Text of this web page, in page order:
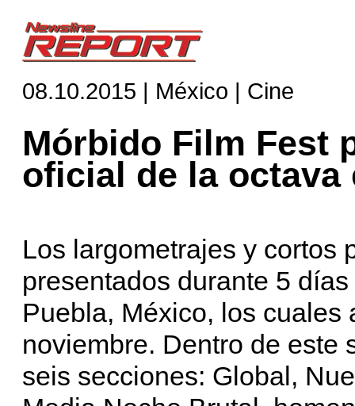
08.10.2015 | México | Cine
Mórbido Film Fest
oficial de la octava
Los largometrajes y cortos
presentados durante 5
Puebla, México, los cuales
noviembre. Dentro de este
seis secciones: Global,